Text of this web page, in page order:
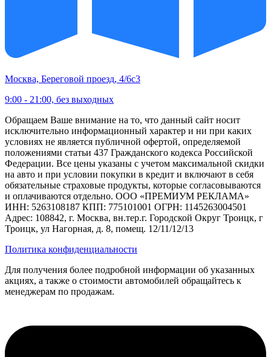
Москва, Береговой проезд, 4/6с3
9:00 - 21:00, без выходных
Обращаем Ваше внимание на то, что данный сайт носит
исключительно информационный характер и ни при каких
условиях не является публичной офертой, определяемой
положениями статьи 437 Гражданского кодекса Российской
Федерации. Все цены указаны с учетом максимальной скидки
на авто и при условии покупки в кредит и включают в себя
обязательные страховые продукты, которые согласовываются
и оплачиваются отдельно. ООО «ПРЕМИУМ РЕКЛАМА»
ИНН: 5263108187 КПП: 775101001 ОГРН: 1145263004501
Адрес: 108842, г. Москва, вн.тер.г. Городской Округ Троицк, г
Троицк, ул Нагорная, д. 8, помещ. 12/11/12/13
Политика конфиденциальности
Для получения более подробной информации об указанных
акциях, а также о стоимости автомобилей обращайтесь к
менеджерам по продажам.